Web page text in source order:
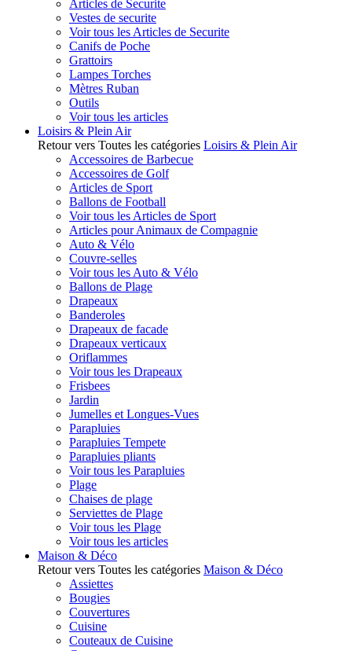
Articles de Securite
Vestes de securite
Voir tous les Articles de Securite
Canifs de Poche
Grattoirs
Lampes Torches
Mètres Ruban
Outils
Voir tous les articles
Loisirs & Plein Air
Retour vers Toutes les catégories Loisirs & Plein Air
Accessoires de Barbecue
Accessoires de Golf
Articles de Sport
Ballons de Football
Voir tous les Articles de Sport
Articles pour Animaux de Compagnie
Auto & Vélo
Couvre-selles
Voir tous les Auto & Vélo
Ballons de Plage
Drapeaux
Banderoles
Drapeaux de facade
Drapeaux verticaux
Oriflammes
Voir tous les Drapeaux
Frisbees
Jardin
Jumelles et Longues-Vues
Parapluies
Parapluies Tempete
Parapluies pliants
Voir tous les Parapluies
Plage
Chaises de plage
Serviettes de Plage
Voir tous les Plage
Voir tous les articles
Maison & Déco
Retour vers Toutes les catégories Maison & Déco
Assiettes
Bougies
Couvertures
Cuisine
Couteaux de Cuisine